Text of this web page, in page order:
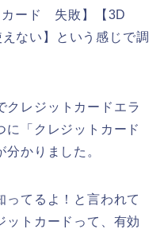
カード 失敗】【3D
ない】という感じで調
クレジットカードエラ
に「クレジットカード
かりました。
ってるよ！と言われて
ットカードって、有効